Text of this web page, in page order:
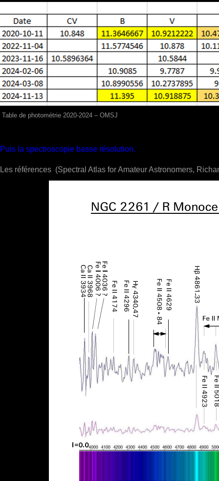
Table de photométrie 2020-2024 – OMSJ
Puis la spectroscopie basse résolution.
Les références (Spectral Atlas for Amateur Astronomers,